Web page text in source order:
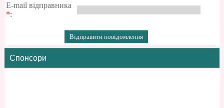
E-mail відправника
*:
Спонсори